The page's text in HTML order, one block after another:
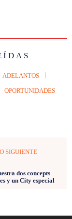
ADELANTOS
OPORTUNIDADES
SIGUIENTE
dos concepts
y un City especial